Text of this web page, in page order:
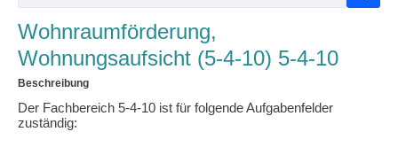
Wohnraumförderung,
Wohnungsaufsicht (5-4-10) 5-4-10
Beschreibung
Der Fachbereich 5-4-10 ist für folgende Aufgabenfelder
zuständig: